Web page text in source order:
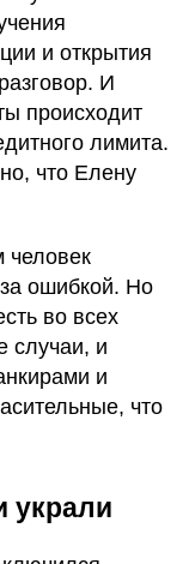
и открытия
И
происходит
лимита.
что Елену
человек
ошибкой. Но
во всех
случаи, и
и
что
украли